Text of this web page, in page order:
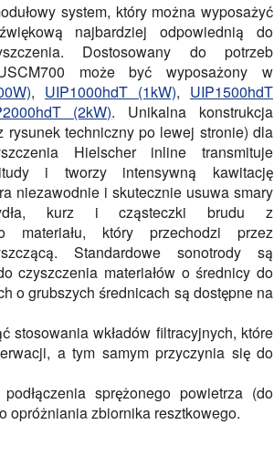
system, który można wyposażyć
najbardziej odpowiednią do
Dostosowany do potrzeb
może być wyposażony w
, UIP1000hdT (1kW), UIP1500hdT
(2kW). Unikalna konstrukcja
rysunek techniczny po lewej stronie) dla
Hielscher inline transmituje
i tworzy intensywną kawitację
niezawodnie i skutecznie usuwa smary
kurz i cząsteczki brudu z
materiału, który przechodzi przez
Standardowe sonotrody są
czyszczenia materiałów o średnicy do
o grubszych średnicach są dostępne na
stosowania wkładów filtracyjnych, które
a tym samym przyczynia się do
sprężonego powietrza (do
opróżniania zbiornika resztkowego.